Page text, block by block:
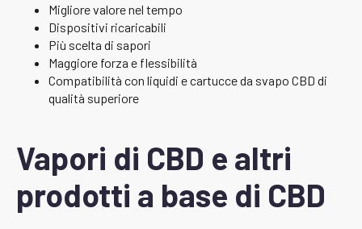
Migliore valore nel tempo
Dispositivi ricaricabili
Più scelta di sapori
Maggiore forza e flessibilità
Compatibilità con liquidi e cartucce da svapo CBD di
qualità superiore
Vapori di CBD e altri
prodotti a base di CBD